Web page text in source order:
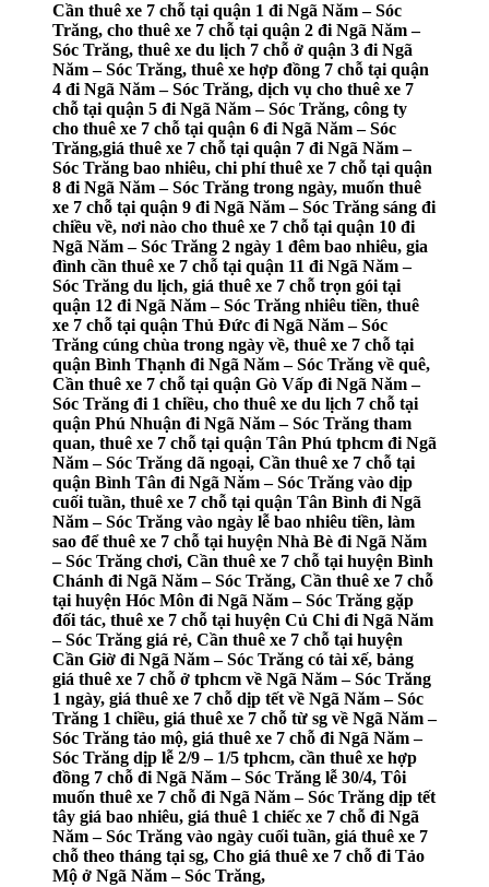
Cần thuê xe 7 chỗ tại quận 1 đi Ngã Năm – Sóc
Trăng, cho thuê xe 7 chỗ tại quận 2 đi Ngã Năm –
Sóc Trăng, thuê xe du lịch 7 chỗ ở quận 3 đi Ngã
Năm – Sóc Trăng, thuê xe hợp đồng 7 chỗ tại quận
4 đi Ngã Năm – Sóc Trăng, dịch vụ cho thuê xe 7
chỗ tại quận 5 đi Ngã Năm – Sóc Trăng, công ty
cho thuê xe 7 chỗ tại quận 6 đi Ngã Năm – Sóc
Trăng,giá thuê xe 7 chỗ tại quận 7 đi Ngã Năm –
Sóc Trăng bao nhiêu, chi phí thuê xe 7 chỗ tại quận
8 đi Ngã Năm – Sóc Trăng trong ngày, muốn thuê
xe 7 chỗ tại quận 9 đi Ngã Năm – Sóc Trăng sáng đi
chiều về, nơi nào cho thuê xe 7 chỗ tại quận 10 đi
Ngã Năm – Sóc Trăng 2 ngày 1 đêm bao nhiêu, gia
đình cần thuê xe 7 chỗ tại quận 11 đi Ngã Năm –
Sóc Trăng du lịch, giá thuê xe 7 chỗ trọn gói tại
quận 12 đi Ngã Năm – Sóc Trăng nhiêu tiền, thuê
xe 7 chỗ tại quận Thủ Đức đi Ngã Năm – Sóc
Trăng cúng chùa trong ngày về, thuê xe 7 chỗ tại
quận Bình Thạnh đi Ngã Năm – Sóc Trăng về quê,
Cần thuê xe 7 chỗ tại quận Gò Vấp đi Ngã Năm –
Sóc Trăng đi 1 chiều, cho thuê xe du lịch 7 chỗ tại
quận Phú Nhuận đi Ngã Năm – Sóc Trăng tham
quan, thuê xe 7 chỗ tại quận Tân Phú tphcm đi Ngã
Năm – Sóc Trăng dã ngoại, Cần thuê xe 7 chỗ tại
quận Bình Tân đi Ngã Năm – Sóc Trăng vào dịp
cuối tuần, thuê xe 7 chỗ tại quận Tân Bình đi Ngã
Năm – Sóc Trăng vào ngày lễ bao nhiêu tiền, làm
sao để thuê xe 7 chỗ tại huyện Nhà Bè đi Ngã Năm
– Sóc Trăng chơi, Cần thuê xe 7 chỗ tại huyện Bình
Chánh đi Ngã Năm – Sóc Trăng, Cần thuê xe 7 chỗ
tại huyện Hóc Môn đi Ngã Năm – Sóc Trăng gặp
đối tác, thuê xe 7 chỗ tại huyện Củ Chi đi Ngã Năm
– Sóc Trăng giá rẻ, Cần thuê xe 7 chỗ tại huyện
Cần Giờ đi Ngã Năm – Sóc Trăng có tài xế, bảng
giá thuê xe 7 chỗ ở tphcm về Ngã Năm – Sóc Trăng
1 ngày, giá thuê xe 7 chỗ dịp tết về Ngã Năm – Sóc
Trăng 1 chiều, giá thuê xe 7 chỗ từ sg về Ngã Năm –
Sóc Trăng tảo mộ, giá thuê xe 7 chỗ đi Ngã Năm –
Sóc Trăng dịp lễ 2/9 – 1/5 tphcm, cần thuê xe hợp
đồng 7 chỗ đi Ngã Năm – Sóc Trăng lễ 30/4, Tôi
muốn thuê xe 7 chỗ đi Ngã Năm – Sóc Trăng dịp tết
tây giá bao nhiêu, giá thuê 1 chiếc xe 7 chỗ đi Ngã
Năm – Sóc Trăng vào ngày cuối tuần, giá thuê xe 7
chỗ theo tháng tại sg, Cho giá thuê xe 7 chỗ đi Tảo
Mộ ở Ngã Năm – Sóc Trăng,